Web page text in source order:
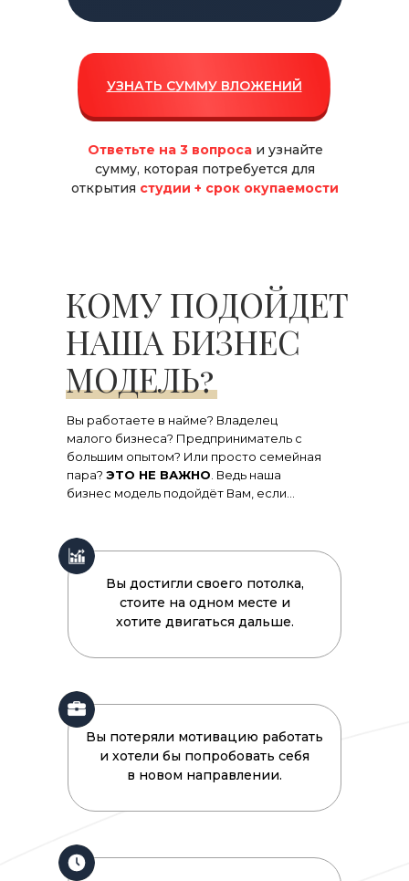
УЗНАТЬ СУММУ ВЛОЖЕНИЙ
Ответьте на 3 вопросаи узнайте
сумму, которая потребуется для
открытия студии + срок окупаемости
КОМУ ПОДОЙДЕТ
НАША БИЗНЕС
МОДЕЛЬ?
Вы работаете в найме? Владелец
малого бизнеса? Предприниматель с
большим опытом? Или просто семейная
пара? ЭТО НЕ ВАЖНО . Ведь наша
бизнес модель подойдёт Вам, если...
Вы достигли своего потолка,
стоите на одном месте и
хотите двигаться дальше.
Вы потеряли мотивацию работать
и хотели бы попробовать себя
в новом направлении.